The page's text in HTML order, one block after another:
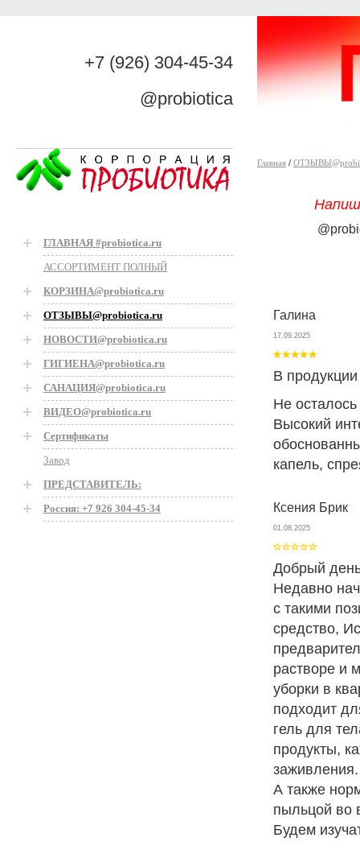
+7 (926) 304-45-34
@probiotica
ГЛАВНАЯ #probiotica.ru
АССОРТИМЕНТ ПОЛНЫЙ
КОРЗИНА@probiotica.ru
ОТЗЫВЫ@probiotica.ru
НОВОСТИ@probiotica.ru
ГИГИЕНА@probiotica.ru
САНАЦИЯ@probiotica.ru
ВИДЕО@probiotica.ru
Сертификаты
Завод
ПРЕДСТАВИТЕЛЬ:
Россия: +7 926 304-45-34
Главная /
Галина
17.09.2025
В
Не
Высокий
капель,
Ксения Брик
01.08.2025
Добрый
Недавно
с такими
средство,
растворе и
уборки в
подходит
гель для
продукты,
заживления.
А также
пыльцой во
Будем